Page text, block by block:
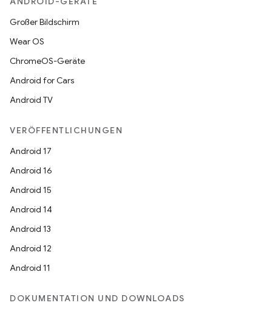
Großer Bildschirm
Wear OS
ChromeOS-Geräte
Android for Cars
Android TV
VERÖFFENTLICHUNGEN
Android 17
Android 16
Android 15
Android 14
Android 13
Android 12
Android 11
DOKUMENTATION UND DOWNLOADS